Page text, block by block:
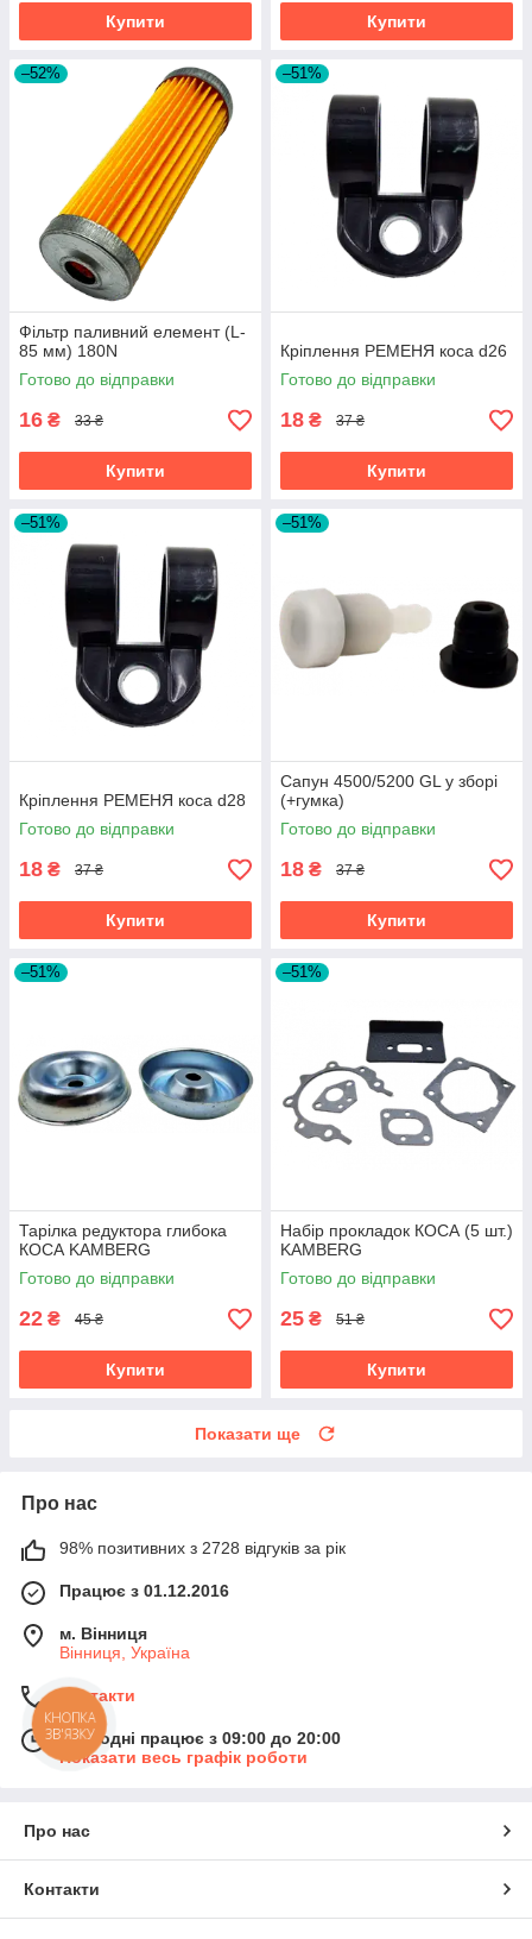
Купити Купити
–52%
Фільтр паливний елемент (L-
85 мм) 180N
Готово до відправки
16 ₴ 33 ₴
Купити
–51%
Кріплення РЕМЕНЯ коса d26
Готово до відправки
18 ₴ 37 ₴
Купити
–51%
Кріплення РЕМЕНЯ коса d28
Готово до відправки
18 ₴ 37 ₴
Купити
–51%
Сапун 4500/5200 GL у зборі
(+гумка)
Готово до відправки
18 ₴ 37 ₴
Купити
–51%
Тарілка редуктора глибока
КОСА KAMBERG
Готово до відправки
22 ₴ 45 ₴
Купити
–51%
Набір прокладок КОСА (5 шт.)
KAMBERG
Готово до відправки
25 ₴ 51 ₴
Купити
Показати ще
Про нас
98% позитивних з 2728 відгуків за рік
Працює з 01.12.2016
м. Вінниця
Вінниця, Україна
Контакти
Сьогодні працює з 09:00 до 20:00
Показати весь графік роботи
Про нас
Контакти
КНОПКА
ЗВ'ЯЗКУ